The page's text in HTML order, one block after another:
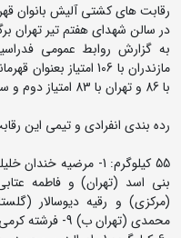
در سالن شهدای هفتم تیر تهران
به گزارش روابط عمومی
مازندران با 106
با 86 و تهران با 83 امتیاز دوم و سوم شدند.
رده بندی انفرادی و تیمی این
محمدی (تهران ب) 9- فرشته کرمی (زنجان) 10- زهرا عباسی صدیق (کرمانشاه)